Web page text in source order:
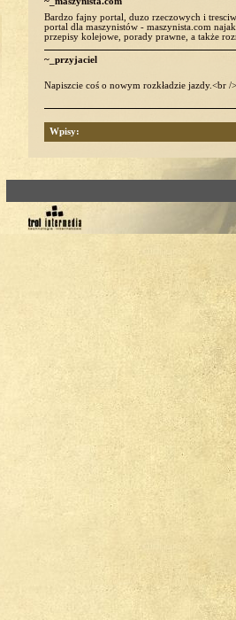
Bardzo fajny portal, duzo rzeczowych i
portal dla maszynistów - maszynista.com
przepisy kolejowe, porady prawne, a także
~_przyjaciel
Napiszcie coś o nowym rozkładzie jazdy.<br
Wpisy: